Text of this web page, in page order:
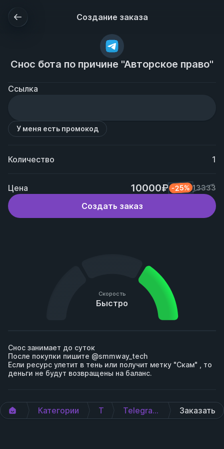
Создание заказа
Снос бота по причине "Авторское право"
Ссылка
У меня есть промокод
Количество 1
Цена 10000₽ -25% 13333
Создать заказ
Скорость
Быстро
Снос занимает до суток
После покупки пишите @smmway_tech
Если ресурс улетит в тень или получит метку "Скам" , то
деньги не будут возвращены на баланс.
Категории Telegram Снос Канала/Бота Заказать